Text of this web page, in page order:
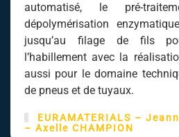
automatisé, le pré-
dépolymérisation
jusqu’au filage de fils
l’habillement avec la
aussi pour le domaine
de pneus et de tuyaux.
EURAMATERIALS –
– Axelle CHAMPION